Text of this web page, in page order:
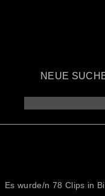
NEUE
Es wurde/n 78 Clips in